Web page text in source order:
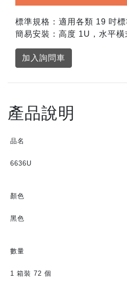
標準規格：適用各類 19 吋標
簡易安裝：高度 1U，水平橫
加入詢問車
產品說明
品名
6636U
顏色
黑色
數量
1 箱裝 72 個